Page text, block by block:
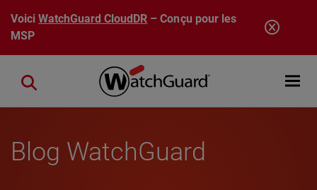
Aller au contenu principal
VoiciWatchGuard CloudDR – Conçu pour les
MSP
Open
Close search
Blog WatchGuard